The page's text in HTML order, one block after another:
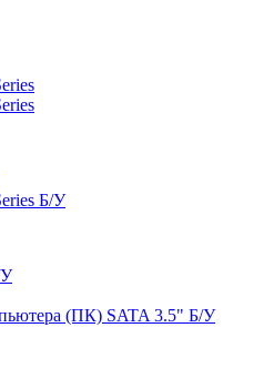
Б/У
У
(ПК) SATA 3.5" Б/У